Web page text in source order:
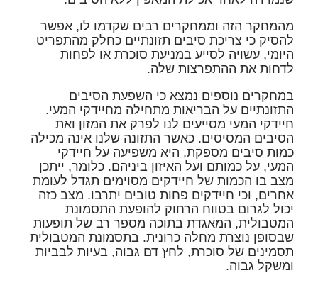
מהמחקר הזה וממחקרים רבים שקדמו לו, אפשר
להסיק כי צריכת סיבים תזונתיים כחלק מהתפריט
היומי, עשויה לסייע במניעת סוכרת או לפחות
לדחות את ההתפרצות שלה.
במחקרים נוספים נמצא כי השפעת הסיבים
התזונתיים על הבריאות מתחילה מחיידקי המעי.
חיידקי המעי מסייעים לנו לפרק את המזון ואת
הסיבים המסיסים. כאשר התזונה שלנו אינה מכילה
כמות סיבים מספקת, היא משפיעה על חיידקי
המעי, על כמותם ועל האיזון ביניהם. כלומר, ייתכן
מצב בו הכמות של חיידקים מסוימים תגדל לעומת
אחרים, וכי חיידקים פחות טובים יתרבו. מצב כזה
יכול לגרום בטווח הרחוק להופעת התסמונת
המטבולית, המאגדת בתוכה מספר רב של תופעות
שבסופן נוצרת מחלה כרונית. בתסמונת המטבולית
תסמינים של סוכרת, לחץ דם גבוה, בעיות לבביות
ומשקל גבוה.